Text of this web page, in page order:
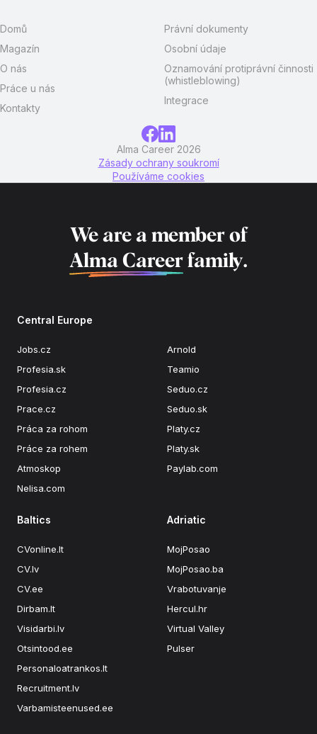
Domů
Magazín
O nás
Práce u nás
Kontakty
Právní dokumenty
Osobní údaje
Oznamování protiprávní činnosti
(whistleblowing)
Integrace
Alma Career 2026
Zásady ochrany soukromí
Používáme cookies
We are a member of
Alma Career family.
Central Europe
Jobs.cz
Profesia.sk
Profesia.cz
Prace.cz
Práca za rohom
Práce za rohem
Atmoskop
Nelisa.com
Arnold
Teamio
Seduo.cz
Seduo.sk
Platy.cz
Platy.sk
Paylab.com
Baltics
CVonline.lt
CV.lv
CV.ee
Dirbam.lt
Visidarbi.lv
Otsintood.ee
Personaloatrankos.lt
Recruitment.lv
Varbamisteenused.ee
Adriatic
MojPosao
MojPosao.ba
Vrabotuvanje
Hercul.hr
Virtual Valley
Pulser